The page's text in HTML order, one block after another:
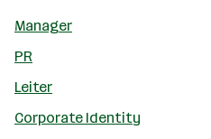
Manager
PR
Leiter
Corporate Identity